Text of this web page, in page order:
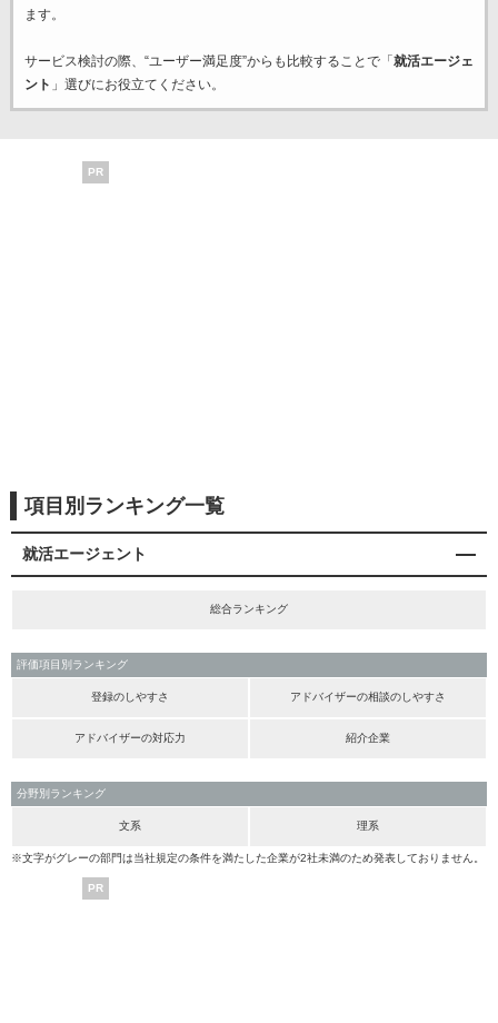
ます。
サービス検討の際、“ユーザー満足度”からも比較することで「 就活エージェ
ント 」選びにお役立てください。
PR
項目別ランキング一覧
就活エージェント
総合ランキング
評価項目別ランキング
登録のしやすさ アドバイザーの相談のしやすさ
アドバイザーの対応力 紹介企業
分野別ランキング
文系 理系
※文字がグレーの部門は当社規定の条件を満たした企業が2社未満のため発表しておりません。
PR